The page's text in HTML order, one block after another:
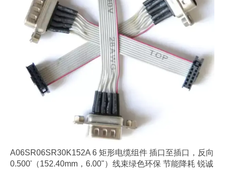
A06SR06SR30K152A 6 矩形电缆组件 插口至插口，反向
0.500'（152.40mm，6.00"）线束绿色环保 节能降耗 锐诚